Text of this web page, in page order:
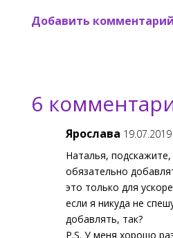
Добавить
6
Ярослава
Наталья,
обязательно
это только для
если я никуда не
добавлять, так?
P.S. У меня хорошо